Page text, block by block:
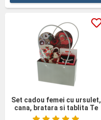
Set cadou femei cu ursulet,
cana, bratara si tablita Te
iubesc